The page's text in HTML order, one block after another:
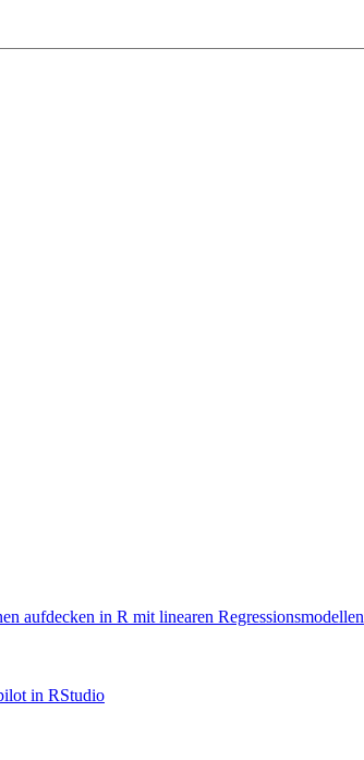
aufdecken in R mit linearen Regressionsmodellen
in RStudio